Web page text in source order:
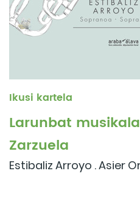
Ikusi kartela
Larunbat
Zarzuela
Estibaliz Arroyo . Asier